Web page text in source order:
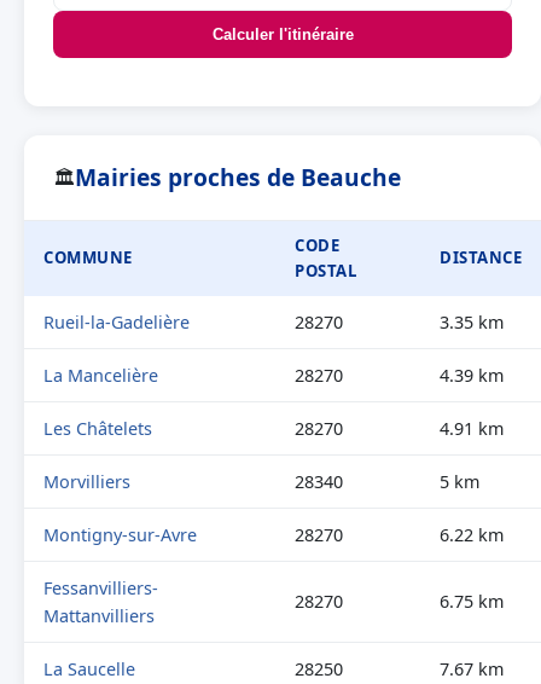
Calculer l'itinéraire
🏛Mairies proches de Beauche
COMMUNE
CODE
POSTAL
DISTANCE
Rueil-la-Gadelière 28270 3.35 km
La Mancelière 28270 4.39 km
Les Châtelets 28270 4.91 km
Morvilliers 28340 5 km
Montigny-sur-Avre 28270 6.22 km
Fessanvilliers-
Mattanvilliers
28270 6.75 km
La Saucelle 28250 7.67 km